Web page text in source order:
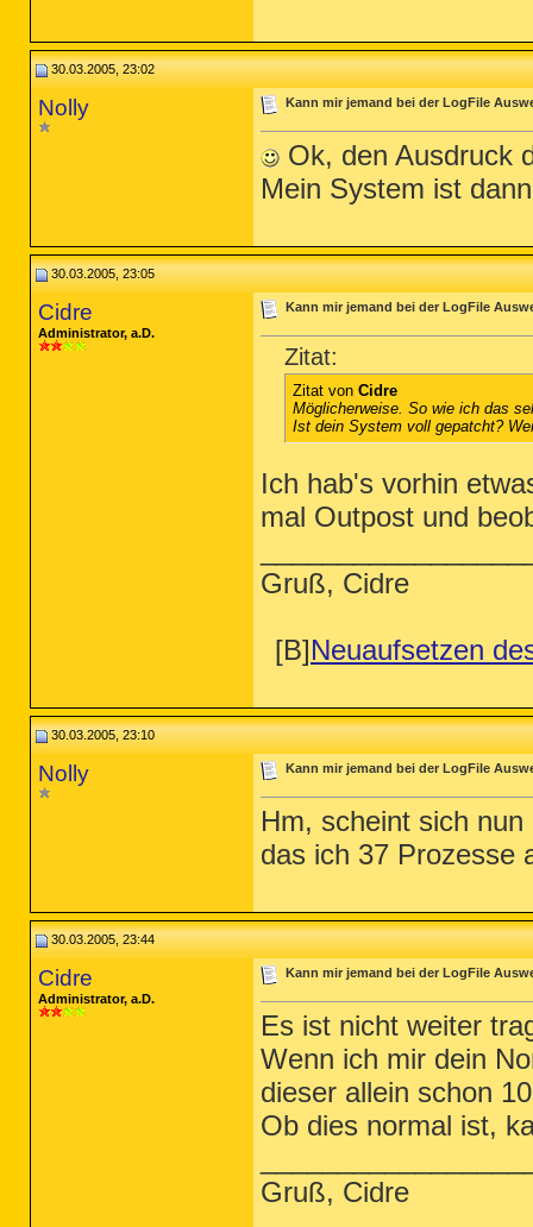
30.03.2005, 23:02
Nolly Kann mir jemand bei der LogFile
Ok, den Ausdruck
Mein System ist
30.03.2005, 23:05
Cidre
Administrator, a.D.
Kann mir jemand bei der LogFile
Zitat:
Zitat von Cidre
Möglicherweise. So wie ich das
Ist dein System voll gepatcht?
Ich hab's vorhin
mal Outpost und
Gruß, Cidre
[B]Neuaufsetzen
30.03.2005, 23:10
Nolly Kann mir jemand bei der LogFile
Hm, scheint sich
das ich 37 Prozesse
30.03.2005, 23:44
Cidre
Administrator, a.D.
Kann mir jemand bei der LogFile
Es ist nicht weiter
Wenn ich mir dein
dieser allein schon
Ob dies normal ist,
Gruß, Cidre